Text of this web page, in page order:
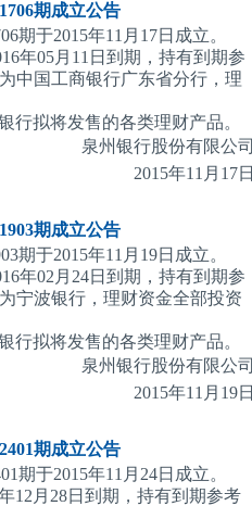
期成立公告
期于2015年11月17日成立。
年05月11日到期，持有到期参
中国工商银行广东省分行，理
行拟将发售的各类理财产品。
泉州银行股份有限公司
2015年11月17日
期成立公告
期于2015年11月19日成立。
年02月24日到期，持有到期参
宁波银行，理财资金全部投资
行拟将发售的各类理财产品。
泉州银行股份有限公司
2015年11月19日
期成立公告
期于2015年11月24日成立。
12月28日到期，持有到期参考